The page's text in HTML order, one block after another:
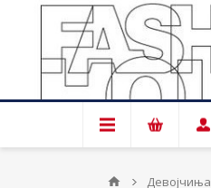
Девојчиња